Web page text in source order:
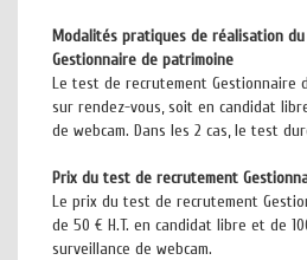
Modalités pratiques de réalisation
Gestionnaire de patrimoine
Le test de recrutement Gestionnaire
sur rendez-vous, soit en candidat
de webcam. Dans les 2 cas, le test
Prix du test de recrutement
Le prix du test de recrutement
de 50 € H.T. en candidat libre et de
surveillance de webcam.